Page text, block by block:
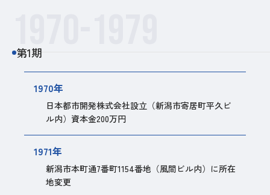
第1期
1970年
日本都市開発株式会社設立（新潟市寄居町平久ビ
ル内）資本金200万円
1971年
新潟市本町通7番町1154番地（風間ビル内）に所在
地変更